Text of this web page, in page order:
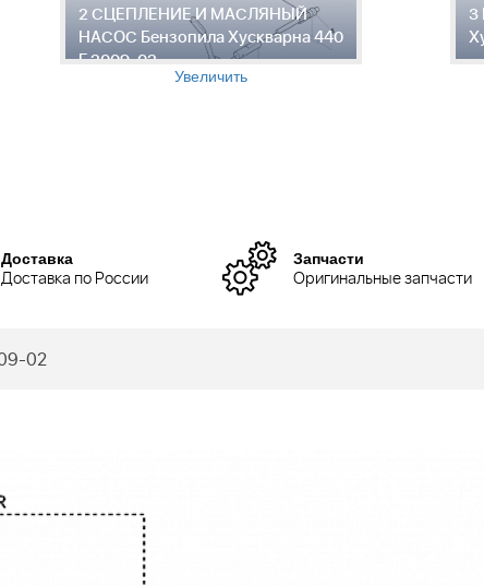
2 СЦЕПЛЕНИЕ И МАСЛЯНЫЙ
НАСОС Бензопила Хускварна 440
E 2009-02
Увеличить
3
Доставка
Доставка по России
Запчасти
Оригинальные запчасти
02